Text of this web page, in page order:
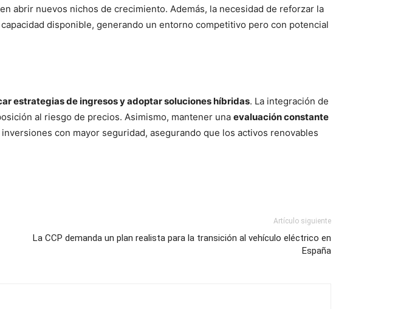
abrir nuevos nichos de crecimiento. Además, la necesidad de reforzar la
disponible, generando un entorno competitivo pero con potencial
estrategias de ingresos y adoptar soluciones híbridas. La integración de
al riesgo de precios. Asimismo, mantener una evaluación constante
con mayor seguridad, asegurando que los activos renovables
Artículo siguiente
La CCP demanda un plan realista para la transición al vehículo eléctrico en
España